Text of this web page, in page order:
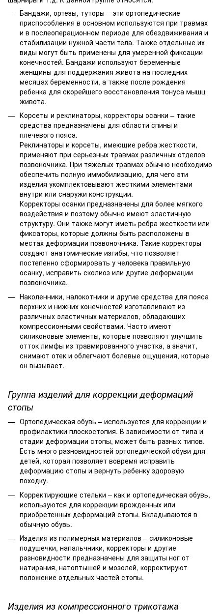
Бандажи, ортезы, туторы – эти ортопедические
приспособления в основном используются при травмах
и в послеоперационном периоде для обездвиживания и
стабилизации нужной части тела. Также отдельные их
виды могут быть применены для умеренной фиксации
конечностей. Бандажи используют беременные
женщины для поддержания живота на последних
месяцах беременности, а также после рождения
ребенка для скорейшего восстановления тонуса мышц
живота.
Корсеты и реклинаторы, корректоры осанки – такие
средства предназначены для области спины и
плечевого пояса.
Реклинаторы и корсеты, имеющие ребра жесткости,
применяют при серьезных травмах различных отделов
позвоночника. При тяжелых травмах обычно необходимо
обеспечить полную иммобилизацию, для чего эти
изделия укомплектовывают жесткими элементами
внутри или снаружи конструкции.
Корректоры осанки предназначены для более мягкого
воздействия и поэтому обычно имеют эластичную
структуру. Они также могут иметь ребра жесткости или
фиксаторы, которые должны быть расположены в
местах деформации позвоночника. Такие корректоры
создают анатомические изгибы, что позволяет
постепенно сформировать у человека правильную
осанку, исправить сколиоз или другие деформации
позвоночника.
Наколенники, налокотники и другие средства для пояса
верхних и нижних конечностей изготавливают из
различных эластичных материалов, обладающих
компрессионными свойствами. Часто имеют
силиконовые элементы, которые позволяют улучшить
отток лимфы из травмированного участка, а значит,
снимают отек и облегчают болевые ощущения, которые
он вызывает.
Группа изделий для коррекции деформаций
стопы
Ортопедическая обувь – используется для коррекции и
профилактики плоскостопия. В зависимости от типа и
стадии деформации стопы, может быть разных типов.
Есть много разновидностей ортопедической обуви для
детей, которая позволяет вовремя исправить
деформацию стопы и вернуть ребенку здоровую
походку.
Корректирующие стельки – как и ортопедическая обувь,
используются для коррекции врожденных или
приобретенных деформаций стопы. Вкладываются в
обычную обувь.
Изделия из полимерных материалов – силиконовые
подушечки, напальчники, корректоры и другие
разновидности предназначены для защиты ног от
натирания, натоптышей и мозолей, корректируют
положение отдельных частей стопы.
Изделия из компрессионного трикотажа